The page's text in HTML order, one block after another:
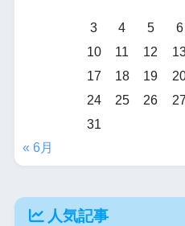
3
4 5 6
10
11 12
17
18 19
24
25 26 27
31
« 6月
人気記事